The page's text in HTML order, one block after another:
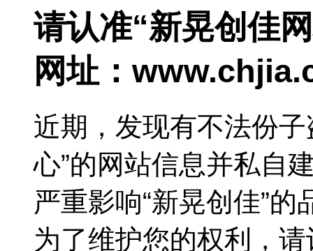
请认准“新晃创佳
网址：
近期，发现有不法份
心”的网站信息并私自
严重影响“新晃创佳”
为了维护您的权利，